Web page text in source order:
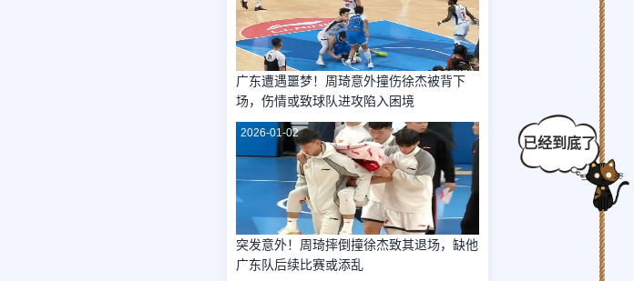
广东遭遇噩梦！周琦意外撞伤徐杰被背下
场，伤情或致球队进攻陷入困境
2026-01-02
突发意外！周琦摔倒撞徐杰致其退场，缺他
广东队后续比赛或添乱